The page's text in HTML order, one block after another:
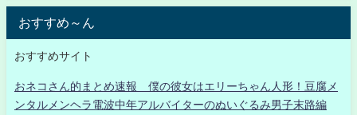
おすすめ～ん
おすすめサイト
おネコさん的まとめ速報 僕の彼女はエリーちゃん人形！豆腐メ
ンタルメンヘラ電波中年アルバイターのぬいぐるみ男子末路編